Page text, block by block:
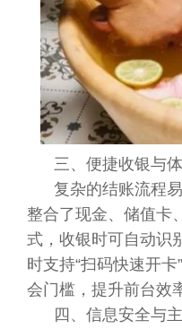
三、便捷收银与体
复杂的结账流程易
整合了现金、储值卡
式，收银时可自动识
时支持“扫码快速开卡
会门槛，提升前台效
四、信息安全与主